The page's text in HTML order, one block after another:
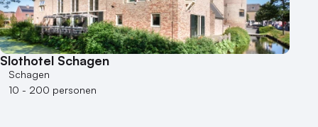
50 - 100 personen
100 - 250 personen
250 - 500 personen
500+ personen
Bijzondere locaties
Slothotel Schagen
Schagen
10 - 200 personen